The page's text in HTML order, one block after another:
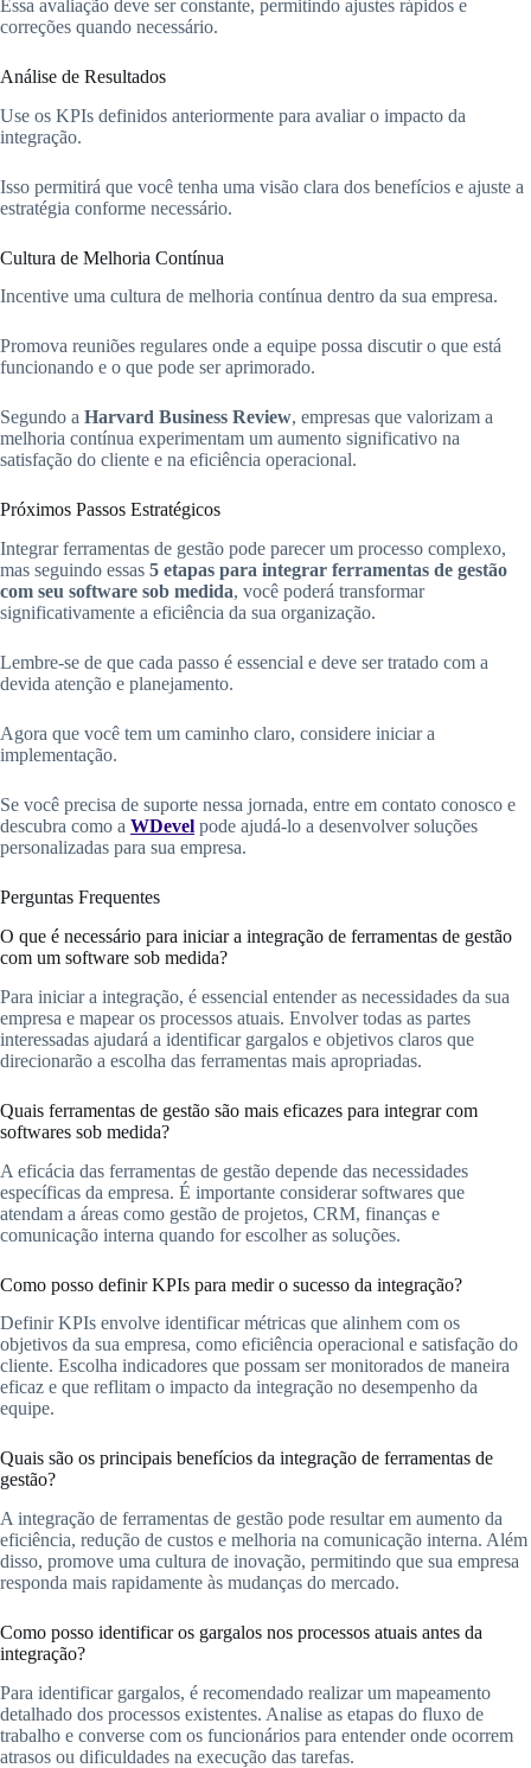
Essa avaliação deve ser constante, permitindo ajustes rápidos e
correções quando necessário.
Análise de Resultados
Use os KPIs definidos anteriormente para avaliar o impacto da
integração.
Isso permitirá que você tenha uma visão clara dos benefícios e ajuste a
estratégia conforme necessário.
Cultura de Melhoria Contínua
Incentive uma cultura de melhoria contínua dentro da sua empresa.
Promova reuniões regulares onde a equipe possa discutir o que está
funcionando e o que pode ser aprimorado.
Segundo a Harvard Business Review, empresas que valorizam a
melhoria contínua experimentam um aumento significativo na
satisfação do cliente e na eficiência operacional.
Próximos Passos Estratégicos
Integrar ferramentas de gestão pode parecer um processo complexo,
mas seguindo essas 5 etapas para integrar ferramentas de gestão
com seu software sob medida, você poderá transformar
significativamente a eficiência da sua organização.
Lembre-se de que cada passo é essencial e deve ser tratado com a
devida atenção e planejamento.
Agora que você tem um caminho claro, considere iniciar a
implementação.
Se você precisa de suporte nessa jornada, entre em contato conosco e
descubra como a WDevel pode ajudá-lo a desenvolver soluções
personalizadas para sua empresa.
Perguntas Frequentes
O que é necessário para iniciar a integração de ferramentas de gestão
com um software sob medida?
Para iniciar a integração, é essencial entender as necessidades da sua
empresa e mapear os processos atuais. Envolver todas as partes
interessadas ajudará a identificar gargalos e objetivos claros que
direcionarão a escolha das ferramentas mais apropriadas.
Quais ferramentas de gestão são mais eficazes para integrar com
softwares sob medida?
A eficácia das ferramentas de gestão depende das necessidades
específicas da empresa. É importante considerar softwares que
atendam a áreas como gestão de projetos, CRM, finanças e
comunicação interna quando for escolher as soluções.
Como posso definir KPIs para medir o sucesso da integração?
Definir KPIs envolve identificar métricas que alinhem com os
objetivos da sua empresa, como eficiência operacional e satisfação do
cliente. Escolha indicadores que possam ser monitorados de maneira
eficaz e que reflitam o impacto da integração no desempenho da
equipe.
Quais são os principais benefícios da integração de ferramentas de
gestão?
A integração de ferramentas de gestão pode resultar em aumento da
eficiência, redução de custos e melhoria na comunicação interna. Além
disso, promove uma cultura de inovação, permitindo que sua empresa
responda mais rapidamente às mudanças do mercado.
Como posso identificar os gargalos nos processos atuais antes da
integração?
Para identificar gargalos, é recomendado realizar um mapeamento
detalhado dos processos existentes. Analise as etapas do fluxo de
trabalho e converse com os funcionários para entender onde ocorrem
atrasos ou dificuldades na execução das tarefas.